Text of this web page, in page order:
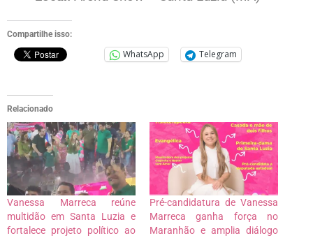
Compartilhe isso:
WhatsApp Telegram
Relacionado
Vanessa Marreca reúne
multidão em Santa Luzia e
fortalece projeto político ao
Pré-candidatura de Vanessa
Marreca ganha força no
Maranhão e amplia diálogo